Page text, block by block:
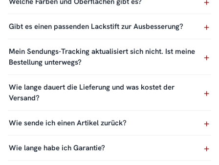
Gibt es einen passenden Lackstift zur Ausbesserung?
Mein Sendungs-Tracking aktualisiert sich nicht. Ist meine
Bestellung unterwegs?
Wie lange dauert die Lieferung und was kostet der
Versand?
Wie sende ich einen Artikel zurück?
Wie lange habe ich Garantie?